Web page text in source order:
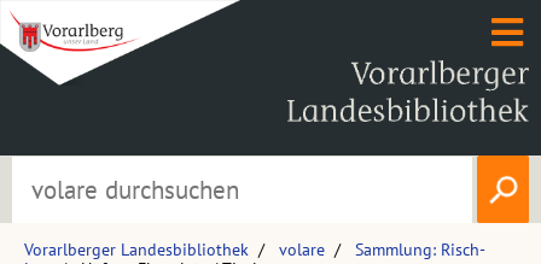
Vorarlberger Landesbibliothek volare
Sammlung: Risch-